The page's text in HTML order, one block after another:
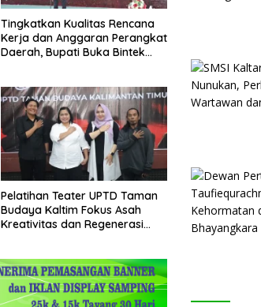
Tingkatkan Kualitas Rencana
Kerja dan Anggaran Perangkat
Daerah, Bupati Buka Bintek
Pelatihan Teater UPTD Taman
Budaya Kaltim Fokus Asah
Kreativitas dan Regenerasi